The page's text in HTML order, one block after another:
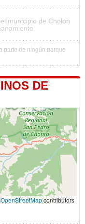
municipio de Cholon
parte de ningún parque
DE
OpenStreetMapcontributors